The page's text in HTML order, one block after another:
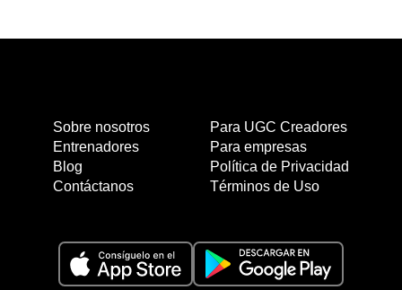
Sobre nosotros
Entrenadores
Blog
Contáctanos
Para UGC Creadores
Para empresas
Política de Privacidad
Términos de Uso